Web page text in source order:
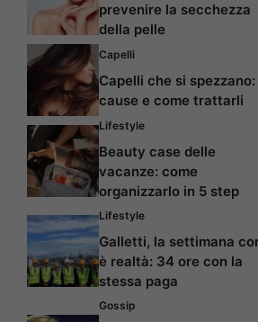
prevenire la secchezza
della pelle
Capelli
Capelli che si spezzano:
cause e come trattarli
Lifestyle
Beauty case delle
vacanze: come
organizzarlo in 5 step
Lifestyle
Galletti, la settimana
è realtà: 34 ore con la
stessa paga
Gossip